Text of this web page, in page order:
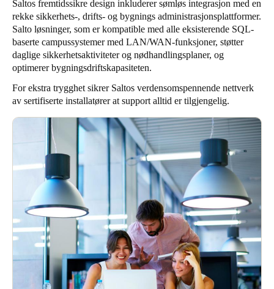
Saltos fremtidssikre design inkluderer sømløs integrasjon med en
rekke sikkerhets-, drifts- og bygnings administrasjonsplattformer.
Salto løsninger, som er kompatible med alle eksisterende SQL-
baserte campussystemer med LAN/WAN-funksjoner, støtter
daglige sikkerhetsaktiviteter og nødhandlingsplaner, og
optimerer bygningsdriftskapasiteten.
For ekstra trygghet sikrer Saltos verdensomspennende nettverk
av sertifiserte installatører at support alltid er tilgjengelig.